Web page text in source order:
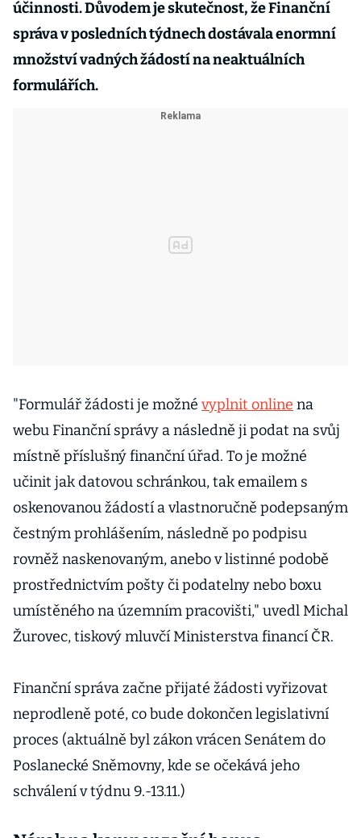
účinnosti. Důvodem je skutečnost, že Finanční
správa v posledních týdnech dostávala enormní
množství vadných žádostí na neaktuálních
formulářích.
"Formulář žádosti je možné vyplnit online na
webu Finanční správy a následně ji podat na svůj
místně příslušný finanční úřad. To je možné
učinit jak datovou schránkou, tak emailem s
oskenovanou žádostí a vlastnoručně podepsaným
čestným prohlášením, následně po podpisu
rovněž naskenovaným, anebo v listinné podobě
prostřednictvím pošty či podatelny nebo boxu
umístěného na územním pracovišti," uvedl Michal
Žurovec, tiskový mluvčí Ministerstva financí ČR.
Finanční správa začne přijaté žádosti vyřizovat
neprodleně poté, co bude dokončen legislativní
proces (aktuálně byl zákon vrácen Senátem do
Poslanecké Sněmovny, kde se očekává jeho
schválení v týdnu 9.-13.11.)